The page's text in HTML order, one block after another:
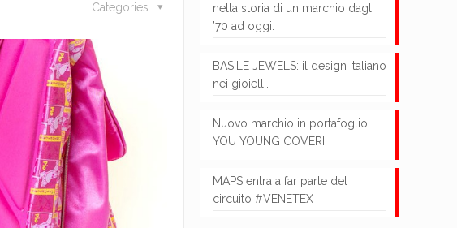
Categories
nella storia di un marchio dagli
’70 ad oggi.
BASILE JEWELS: il design italiano
nei gioielli.
Nuovo marchio in portafoglio:
YOU YOUNG COVERI
MAPS entra a far parte del
circuito #VENETEX